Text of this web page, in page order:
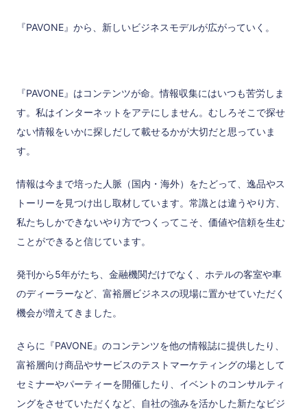
『PAVONE』から、新しいビジネスモデルが広がっていく。
『PAVONE』はコンテンツが命。情報収集にはいつも苦労しま
す。私はインターネットをアテにしません。むしろそこで探せ
ない情報をいかに探しだして載せるかが大切だと思っていま
す。
情報は今まで培った人脈（国内・海外）をたどって、逸品やス
トーリーを見つけ出し取材しています。常識とは違うやり方、
私たちしかできないやり方でつくってこそ、価値や信頼を生む
ことができると信じています。
発刊から5年がたち、金融機関だけでなく、ホテルの客室や車
のディーラーなど、富裕層ビジネスの現場に置かせていただく
機会が増えてきました。
さらに『PAVONE』のコンテンツを他の情報誌に提供したり、
富裕層向け商品やサービスのテストマーケティングの場として
セミナーやパーティーを開催したり、イベントのコンサルティ
ングをさせていただくなど、自社の強みを活かした新たなビジ